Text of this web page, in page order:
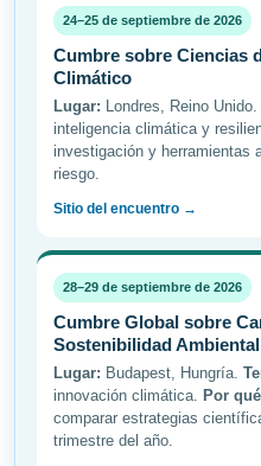
24–25 de septiembre de 2026
Cumbre sobre Ciencias
Climático
Lugar: Londres, Reino Unido.
inteligencia climática y
investigación y herramientas
riesgo.
Sitio del encuentro →
28–29 de septiembre de 2026
Cumbre Global sobre
Sostenibilidad Ambiental
Lugar: Budapest, Hungría.
innovación climática. Por
comparar estrategias
trimestre del año.